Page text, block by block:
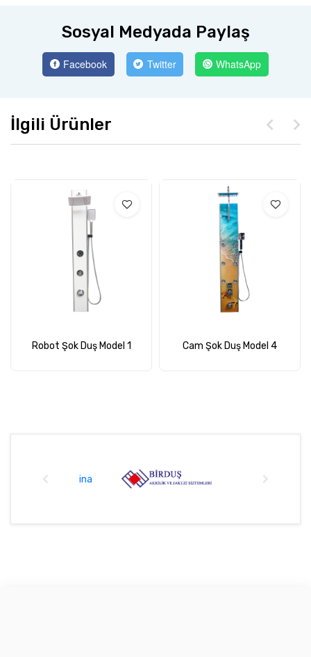
Sosyal Medyada Paylaş
Facebook Twitter WhatsApp
İlgili Ürünler
Robot Şok Duş Model 1 Cam Şok Duş Model 4